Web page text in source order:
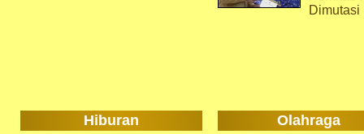
Dimutasi
Hiburan Olahraga